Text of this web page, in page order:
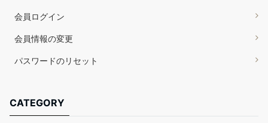
会員ログイン
会員情報の変更
パスワードのリセット
CATEGORY